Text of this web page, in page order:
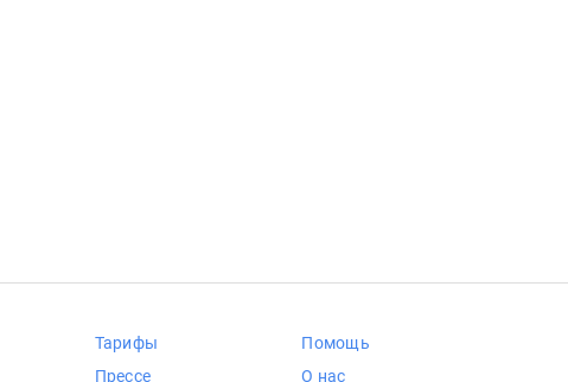
Тарифы
Прессе
Помощь
О нас